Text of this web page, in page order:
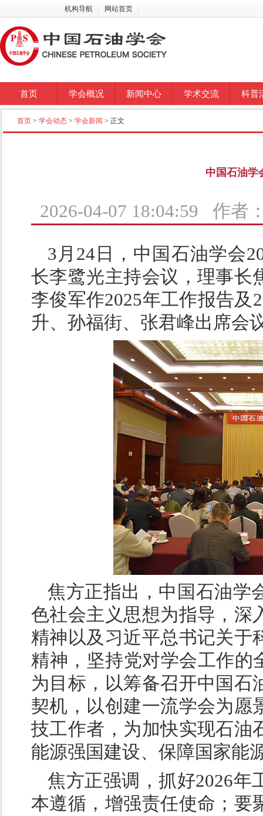
机构导航 网站首页
首页 学会概况 新闻中心 学术交流 科普
首页 > 学会动态 > 学会新闻 > 正文
中国石油学
2026-04-07 18:04:59 作者
3月24日，中国石油学会
长李鹭光主持会议，理事长
李俊军作2025年工作报告及
升、孙福街、张君峰出席会
焦方正指出，中国石油学
色社会主义思想为指导，深
精神以及习近平总书记关于
精神，坚持党对学会工作的
为目标，以筹备召开中国石
契机，以创建一流学会为愿
技工作者，为加快实现石油
能源强国建设、保障国家能
焦方正强调，抓好2026年
本遵循，增强责任使命；要